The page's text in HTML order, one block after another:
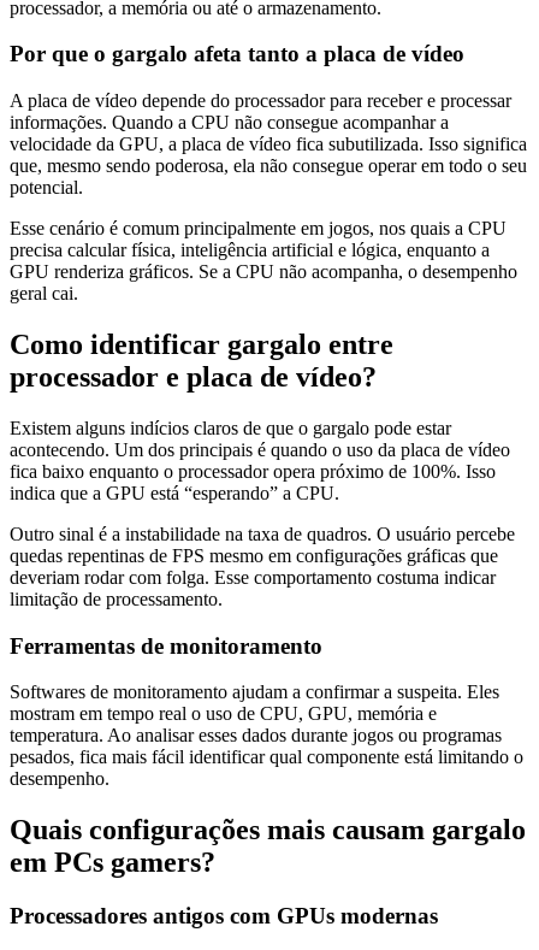
processador, a memória ou até o armazenamento.
Por que o gargalo afeta tanto a placa de vídeo
A placa de vídeo depende do processador para receber e processar
informações. Quando a CPU não consegue acompanhar a
velocidade da GPU, a placa de vídeo fica subutilizada. Isso significa
que, mesmo sendo poderosa, ela não consegue operar em todo o seu
potencial.
Esse cenário é comum principalmente em jogos, nos quais a CPU
precisa calcular física, inteligência artificial e lógica, enquanto a
GPU renderiza gráficos. Se a CPU não acompanha, o desempenho
geral cai.
Como identificar gargalo entre
processador e placa de vídeo?
Existem alguns indícios claros de que o gargalo pode estar
acontecendo. Um dos principais é quando o uso da placa de vídeo
fica baixo enquanto o processador opera próximo de 100%. Isso
indica que a GPU está “esperando” a CPU.
Outro sinal é a instabilidade na taxa de quadros. O usuário percebe
quedas repentinas de FPS mesmo em configurações gráficas que
deveriam rodar com folga. Esse comportamento costuma indicar
limitação de processamento.
Ferramentas de monitoramento
Softwares de monitoramento ajudam a confirmar a suspeita. Eles
mostram em tempo real o uso de CPU, GPU, memória e
temperatura. Ao analisar esses dados durante jogos ou programas
pesados, fica mais fácil identificar qual componente está limitando o
desempenho.
Quais configurações mais causam gargalo
em PCs gamers?
Processadores antigos com GPUs modernas